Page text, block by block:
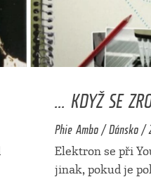
... KDYŽ SE
Phie Ambo / Dánsko /
Elektron se při
jinak, pokud je